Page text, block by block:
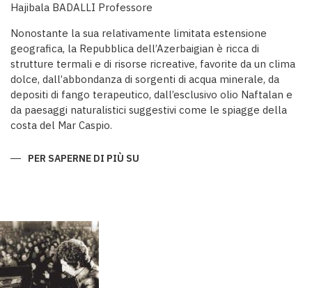
Hajibala BADALLI Professore
Nonostante la sua relativamente limitata estensione
geografica, la Repubblica dell’Azerbaigian è ricca di
strutture termali e di risorse ricreative, favorite da un clima
dolce, dall’abbondanza di sorgenti di acqua minerale, da
depositi di fango terapeutico, dall’esclusivo olio Naftalan e
da paesaggi naturalistici suggestivi come le spiagge della
costa del Mar Caspio.
PER SAPERNE DI PIÙ SU